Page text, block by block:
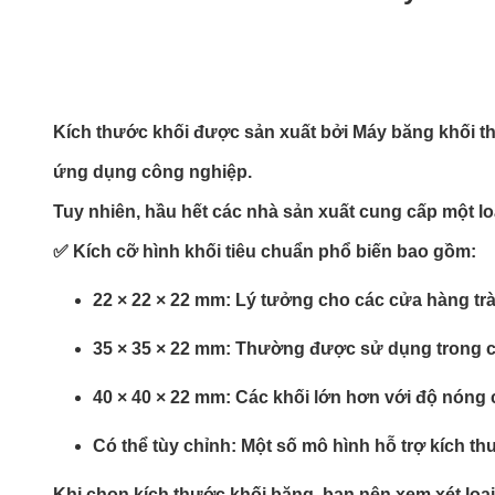
Kích thước khối được sản xuất bởi Máy băng khối
ứng dụng công nghiệp.
Tuy nhiên, hầu hết các nhà sản xuất cung cấp một
✅ Kích cỡ hình khối tiêu chuẩn phổ biến bao gồm:
22 × 22 × 22 mm: Lý tưởng cho các cửa hàng
35 × 35 × 22 mm: Thường được sử dụng trong
40 × 40 × 22 mm: Các khối lớn hơn với độ
Có thể tùy chỉnh: Một số mô hình hỗ trợ kích